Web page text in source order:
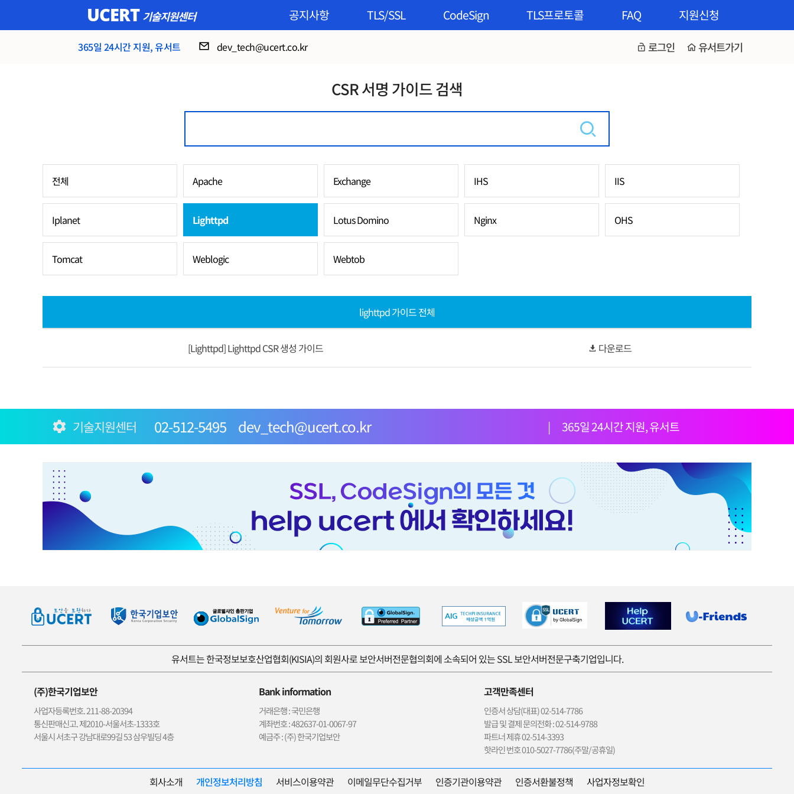
UCERT 기술지원센터 공지사항 TLS/SSL CodeSign TLS프로토콜 FAQ 지원신청
365일 24시간 지원, 유서트 dev_tech@ucert.co.kr 유서트가기
로그인
CSR 서명 가이드 검색
전체 Apache Exchange IHS IIS
Iplanet Lighttpd Lotus Domino Nginx OHS
Tomcat Weblogic Webtob
lighttpd 가이드 전체
[Lighttpd] Lighttpd CSR 생성 가이드 다운로드
기술지원센터 02-512-5495 dev_tech@ucert.co.kr | 365일 24시간 지원, 유서트
유서트는 한국정보보호산업협회(KISIA)의 회원사로 보안서버전문협의회에 소속되어 있는 SSL 보안서버전문구축기업입니다.
(주)한국기업보안
사업자등록번호. 211-88-20394
통신판매신고. 제2010-서울서초-1333호
서울시 서초구 강남대로99길 53 삼우빌딩 4층
Bank information
거래은행 : 국민은행
계좌번호 : 482637-01-0067-97
예금주 : (주) 한국기업보안
고객만족센터
인증서 상담(대표) 02-514-7786
발급 및 결제 문의전화 : 02-514-9788
파트너 제휴 02-514-3393
핫라인 번호 010-5027-7786(주말/공휴일)
회사소개 개인정보처리방침 서비스이용약관 이메일무단수집거부 인증기관이용약관 인증서환불정책 사업자정보확인